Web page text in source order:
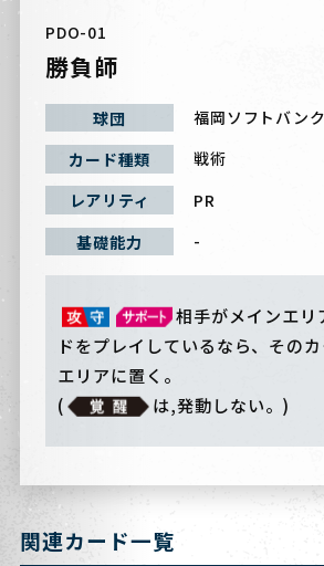
PDO-01
勝負師
球団
福岡ソフトバン
カード種類
戦術
レアリティ
PR
基礎能力
-
相手がメインエリ
ドをプレイしているなら、その
エリアに置く。
(
は,発動しない。)
関連カード一覧